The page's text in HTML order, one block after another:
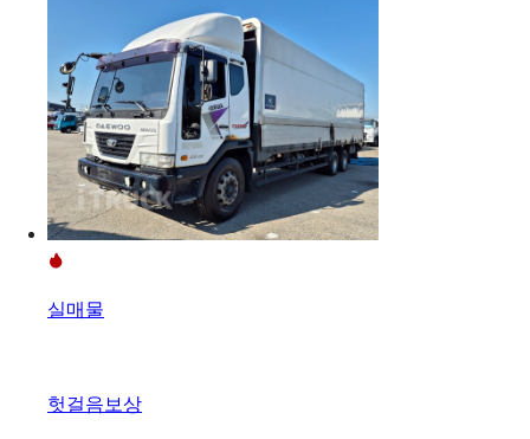
실매물
헛걸음보상